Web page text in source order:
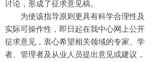
讨论，形成了征求意见稿。
为使该指导原则更具有科学合理性及
实际可操作性，即日起在我中心网上公开
征求意见，衷心希望相关领域的专家、学
者、管理者及从业人员提出意见或建议，